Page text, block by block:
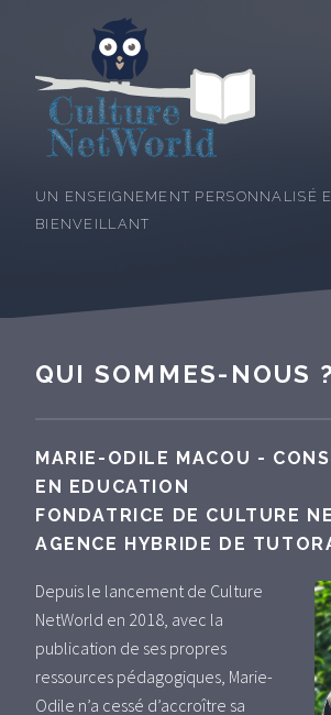
UN ENSEIGNEMENT PERSONNALISÉ
BIENVEILLANT
QUI SOMMES-NOUS ?
MARIE-ODILE MACOU -
EN EDUCATION
FONDATRICE DE CULTURE
AGENCE HYBRIDE DE
Depuis le lancement de Culture
NetWorld en 2018, avec la
publication de ses propres
ressources pédagogiques, Marie-
Odile n’a cessé d’accroître sa